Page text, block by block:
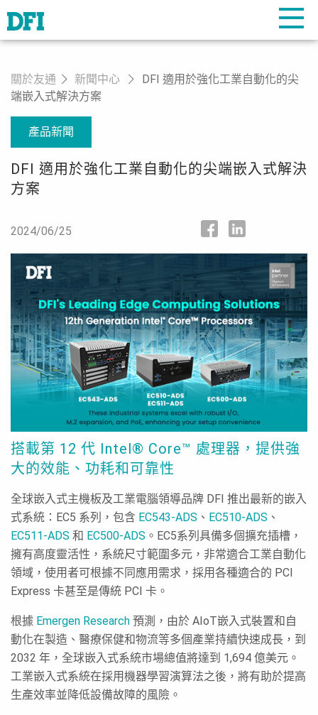
關於友通 新聞中心
DFI 適用於強化工業自動化的尖
端嵌入式解決方案
產品新聞
DFI 適用於強化工業自動化的尖端嵌入式解決
方案
2024/06/25
搭載第 12 代 Intel® Core™ 處理器，提供強
大的效能、功耗和可靠性
全球嵌入式主機板及工業電腦領導品牌 DFI 推出最新的嵌入
式系統：EC5 系列，包含 EC543-ADS 、 EC510-ADS 、
EC511-ADS 和 EC500-ADS 。EC5系列具備多個擴充插槽，
擁有高度靈活性，系統尺寸範圍多元，非常適合工業自動化
領域，使用者可根據不同應用需求，採用各種適合的 PCI
Express 卡甚至是傳統 PCI 卡。
根據 Emergen Research 預測，由於 AIoT嵌入式裝置和自
動化在製造、醫療保健和物流等多個產業持續快速成長，到
2032 年，全球嵌入式系統市場總值將達到 1,694 億美元。
工業嵌入式系統在採用機器學習演算法之後，將有助於提高
生產效率並降低設備故障的風險。